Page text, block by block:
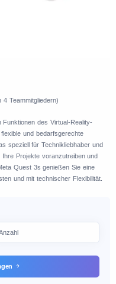
4 Teammitgliedern)
Funktionen des Virtual-Reality-
und bedarfsgerechte
speziell für Technikliebhaber und
Projekte voranzutreiben und
Quest 3s genießen Sie eine
und mit technischer Flexibilität.